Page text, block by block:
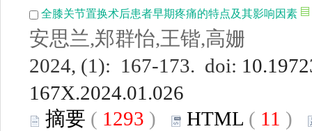
全膝关节置换术后患者早期疼痛的特点及其影响因素
安思兰,郑群怡,王锴,高姗
2024, (1): 167-173. doi:
167X.2024.01.026
摘要 ( 1293 ) HTML ( 11 )